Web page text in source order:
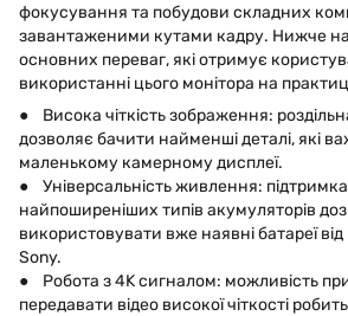
фокусування та побудови складних
завантаженими кутами кадру. Нижче
основних переваг, які отримує
використанні цього монітора на
● Висока чіткість зображення:
дозволяє бачити найменші деталі, які
маленькому камерному дисплеї.
● Універсальність живлення:
найпоширеніших типів акумуляторів
використовувати вже наявні батареї
Sony.
● Робота з 4K сигналом: можливість
передавати відео високої чіткості